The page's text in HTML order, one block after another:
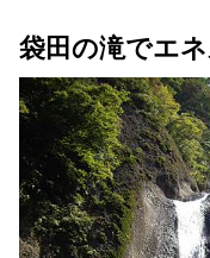
袋田の滝でエ